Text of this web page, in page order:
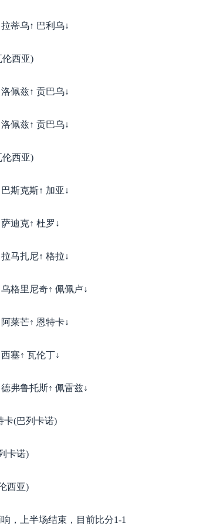
蒂乌↑ 巴利乌↓
伦西亚)
佩兹↑ 贡巴乌↓
佩兹↑ 贡巴乌↓
伦西亚)
斯克斯↑ 加亚↓
迪克↑ 杜罗↓
马扎尼↑ 格拉↓
格里尼奇↑ 佩佩卢↓
莱芒↑ 恩特卡↓
塞↑ 瓦伦丁↓
弗鲁托斯↑ 佩雷兹↓
卡(巴列卡诺)
卡诺)
西亚)
，上半场结束，目前比分1-1